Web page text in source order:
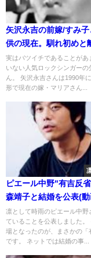
矢沢永吉の前嫁/すみ
供の現在。馴れ初めと
去の噂
実はバツイチであることがあ
いない人気ロックシンガーの
ん。 矢沢永吉さんは1990年
形で現在の嫁・マリアさん...
ピエール中野"有吉反
森靖子と結婚を公表(
初めと子供
凛として時雨のピエール中野
ていることを公表しました。
場となったのが、まさかの「
です。 ネットでは結婚の事...